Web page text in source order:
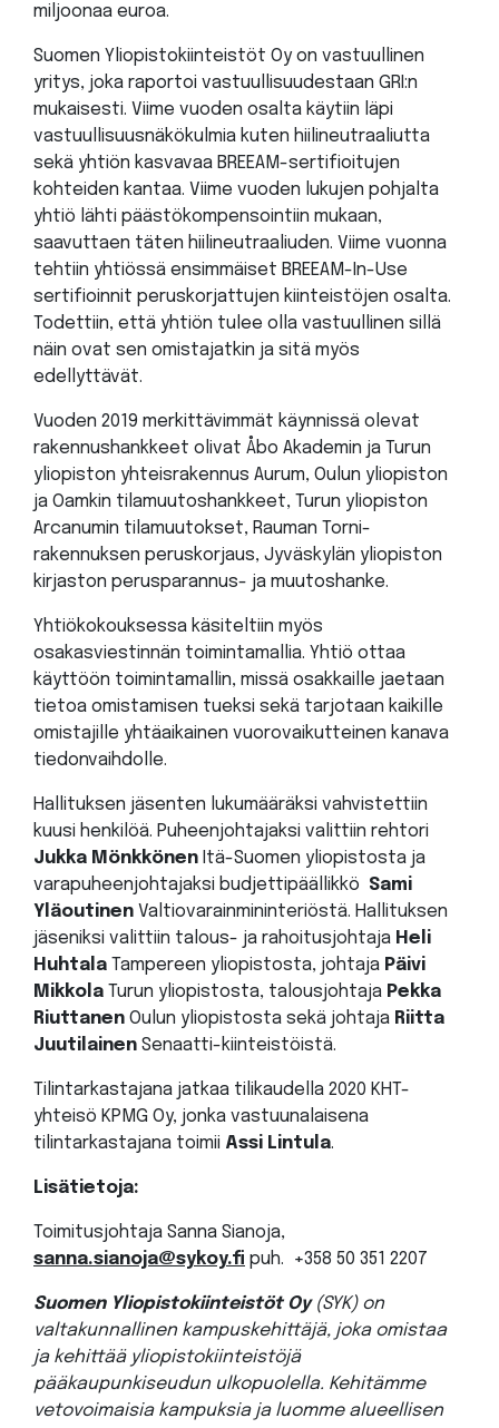
miljoonaa euroa.
Suomen Yliopistokiinteistöt Oy on vastuullinen
yritys, joka raportoi vastuullisuudestaan GRI:n
mukaisesti. Viime vuoden osalta käytiin läpi
vastuullisuusnäkökulmia kuten hiilineutraaliutta
sekä yhtiön kasvavaa BREEAM-sertifioitujen
kohteiden kantaa. Viime vuoden lukujen pohjalta
yhtiö lähti päästökompensointiin mukaan,
saavuttaen täten hiilineutraaliuden. Viime vuonna
tehtiin yhtiössä ensimmäiset BREEAM-In-Use
sertifioinnit peruskorjattujen kiinteistöjen osalta.
Todettiin, että yhtiön tulee olla vastuullinen sillä
näin ovat sen omistajatkin ja sitä myös
edellyttävät.
Vuoden 2019 merkittävimmät käynnissä olevat
rakennushankkeet olivat Åbo Akademin ja Turun
yliopiston yhteisrakennus Aurum, Oulun yliopiston
ja Oamkin tilamuutoshankkeet, Turun yliopiston
Arcanumin tilamuutokset, Rauman Torni-
rakennuksen peruskorjaus, Jyväskylän yliopiston
kirjaston perusparannus- ja muutoshanke.
Yhtiökokouksessa käsiteltiin myös
osakasviestinnän toimintamallia. Yhtiö ottaa
käyttöön toimintamallin, missä osakkaille jaetaan
tietoa omistamisen tueksi sekä tarjotaan kaikille
omistajille yhtäaikainen vuorovaikutteinen kanava
tiedonvaihdolle.
Hallituksen jäsenten lukumääräksi vahvistettiin
kuusi henkilöä. Puheenjohtajaksi valittiin rehtori
Jukka Mönkkönen Itä-Suomen yliopistosta ja
varapuheenjohtajaksi budjettipäällikkö Sami
Yläoutinen Valtiovarainmininteriöstä. Hallituksen
jäseniksi valittiin talous- ja rahoitusjohtaja Heli
Huhtala Tampereen yliopistosta, johtaja Päivi
Mikkola Turun yliopistosta, talousjohtaja Pekka
Riuttanen Oulun yliopistosta sekä johtaja Riitta
Juutilainen Senaatti-kiinteistöistä.
Tilintarkastajana jatkaa tilikaudella 2020 KHT-
yhteisö KPMG Oy, jonka vastuunalaisena
tilintarkastajana toimii Assi Lintula.
Lisätietoja:
Toimitusjohtaja Sanna Sianoja,
sanna.sianoja@sykoy.fi puh. +358 50 351 2207
Suomen Yliopistokiinteistöt Oy (SYK) on
valtakunnallinen kampuskehittäjä, joka omistaa
ja kehittää yliopistokiinteistöjä
pääkaupunkiseudun ulkopuolella. Kehitämme
vetovoimaisia kampuksia ja luomme alueellisen